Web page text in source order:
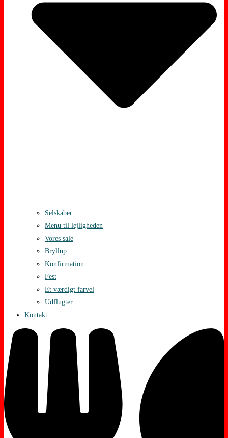
Selskaber
Menu til lejligheden
Vores sale
Bryllup
Konfirmation
Fest
Et værdigt farvel
Udflugter
Kontakt